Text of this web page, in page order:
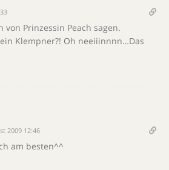
von Prinzessin Peach sagen.
Klempner?! Oh neeiiinnnn…Das
2009 12:46
am besten^^